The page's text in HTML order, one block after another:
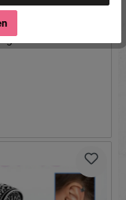
Ear Cuff aus Silber
Blatt